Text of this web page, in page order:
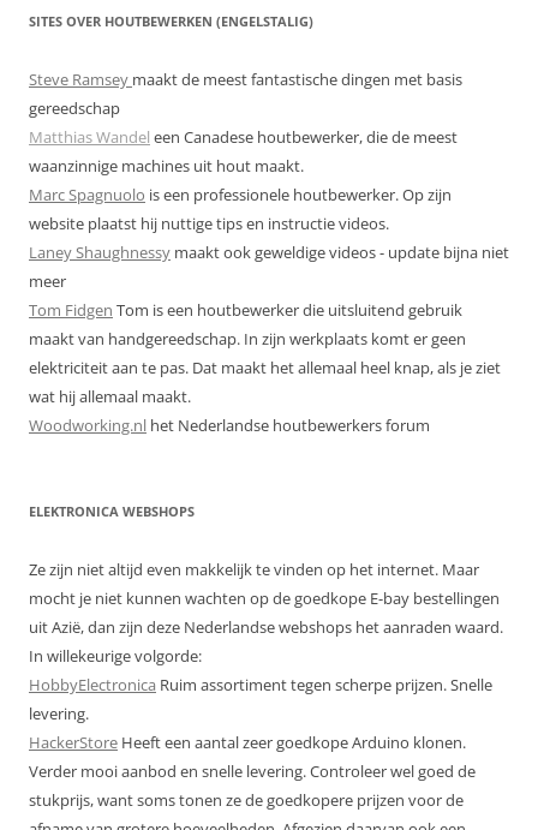
SITES OVER HOUTBEWERKEN (ENGELSTALIG)
Steve Ramsey maakt de meest fantastische dingen met basis
gereedschap
Matthias Wandel een Canadese houtbewerker, die de meest
waanzinnige machines uit hout maakt.
Marc Spagnuolo is een professionele houtbewerker. Op zijn
website plaatst hij nuttige tips en instructie videos.
Laney Shaughnessy maakt ook geweldige videos - update bijna niet
meer
Tom Fidgen Tom is een houtbewerker die uitsluitend gebruik
maakt van handgereedschap. In zijn werkplaats komt er geen
elektriciteit aan te pas. Dat maakt het allemaal heel knap, als je ziet
wat hij allemaal maakt.
Woodworking.nl het Nederlandse houtbewerkers forum
ELEKTRONICA WEBSHOPS
Ze zijn niet altijd even makkelijk te vinden op het internet. Maar
mocht je niet kunnen wachten op de goedkope E-bay bestellingen
uit Azië, dan zijn deze Nederlandse webshops het aanraden waard.
In willekeurige volgorde:
HobbyElectronica Ruim assortiment tegen scherpe prijzen. Snelle
levering.
HackerStore Heeft een aantal zeer goedkope Arduino klonen.
Verder mooi aanbod en snelle levering. Controleer wel goed de
stukprijs, want soms tonen ze de goedkopere prijzen voor de